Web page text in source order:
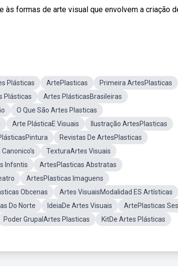
formas de arte visual que envolvem a criação
Plásticas ArtePlasticas
Primeira ArtesPlasticas
Plásticas
Artes PlásticasBrasileiras
O Que São Artes Plasticas
Arte PlásticaE Visuais
Ilustração ArtesPlasticas
Revistas De ArtesPlasticas
TexturaArtes Visuais
Infsntis
ArtesPlasticas Abstratas
ArtesPlasticas Imaguens
Obcenas
Artes VisuaisModalidad ES Artísticas
Do Norte IdeiaDe Artes Visuais
ArtePlasticas
Poder GrupalArtes Plasticas
KitDe Artes Plásticas